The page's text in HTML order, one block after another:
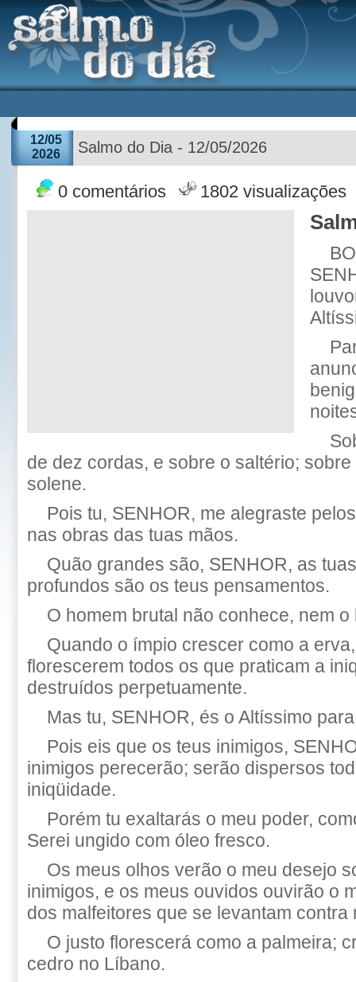
12/05
2026
Salmo do Dia - 12/05/2026
0 comentários 1802 visualizações
de dez cordas, e sobre o saltério;
solene.
Pois tu, SENHOR, me alegraste
nas obras das tuas mãos.
Quão grandes são, SENHOR, as
profundos são os teus pensamentos.
O homem brutal não conhece, nem
Quando o ímpio crescer como a
florescerem todos os que praticam a
destruídos perpetuamente.
Mas tu, SENHOR, és o Altíssimo
Pois eis que os teus inimigos,
inimigos perecerão; serão dispersos
iniqüidade.
Porém tu exaltarás o meu poder,
Serei ungido com óleo fresco.
Os meus olhos verão o meu desejo
inimigos, e os meus ouvidos ouvirão o
dos malfeitores que se levantam contra
O justo florescerá como a palmeira;
cedro no Líbano.